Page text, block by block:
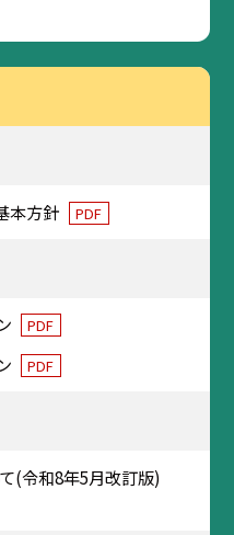
本方針 PDF
PDF
PDF
(令和8年5月改訂版)